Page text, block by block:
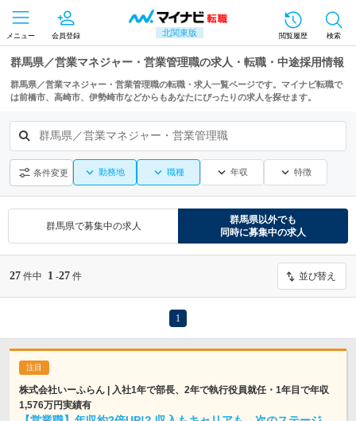
北関東版
メニュー 会員登録 閲覧履歴 検索
群馬県／営業マネジャー・営業管理職の求人・転職・中途採用情報
群馬県／営業マネジャー・営業管理職の転職・求人一覧ページです。マイナビ転職で
は前橋市、高崎市、伊勢崎市などからもあなたにぴったりの求人を探せます。
群馬県／営業マネジャー・営業管理職
条件変更 勤務地 職種 年収 特徴
群馬県で募集中の求人
群馬県以外でも
同時に募集中の求人
27 件中 1 -27 件 並び替え
1
株式会社いーふらん | 入社1年で部長、2年で執行役員就任・1年目で年収
1,576万円実績有